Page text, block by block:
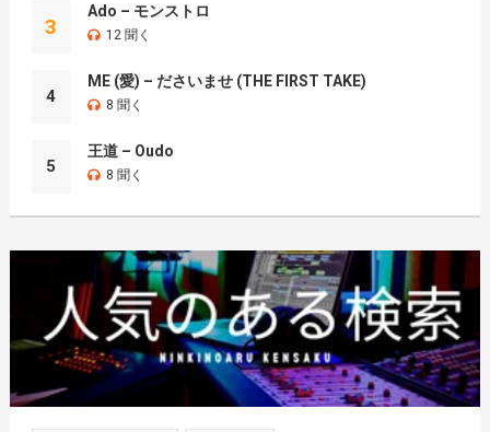
3
Ado – モンストロ
12 聞く
4
ME (愛) – ださいませ (THE FIRST TAKE)
8 聞く
5
王道 – Oudo
8 聞く